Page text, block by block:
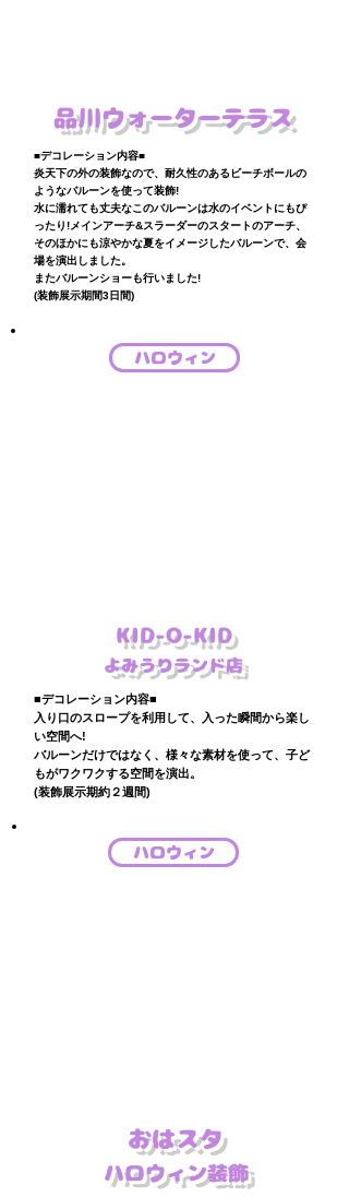
品川ウォーターテラス
■デコレーション内容■
炎天下の外の装飾なので、耐久性のあるビーチボールの
ようなバルーンを使って装飾!
水に濡れても丈夫なこのバルーンは水のイベントにもぴ
ったり!メインアーチ&スラーダーのスタートのアーチ、
そのほかにも涼やかな夏をイメージしたバルーンで、会
場を演出しました。
​またバルーンショーも行いました!
(装飾展示期間3日間)
ハロウィン
KID-O-KID
よみうりランド店
■デコレーション内容■
入り口のスロープを利用して、入った瞬間から楽し
い空間へ!
​バルーンだけではなく、様々な素材を使って、子ど
もがワクワクする空間を演出。
(装飾展示期約２週間)
ハロウィン
​おはスタ
ハロウィン装飾